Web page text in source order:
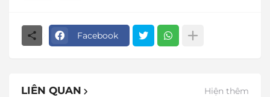
Facebook
LIÊN QUAN Hiện thêm